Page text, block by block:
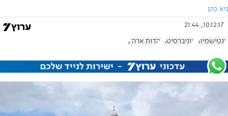
גיא כהן
10.12.17, 21:44
אנטישמיות אוניברסיטה יהדות ארה"ב